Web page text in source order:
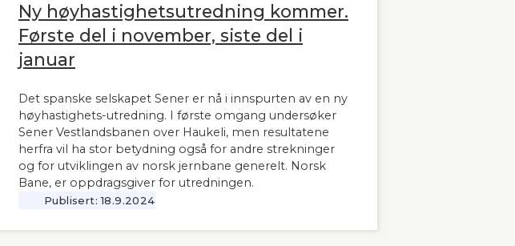
Ny høyhastighetsutredning kommer.
Første del i november, siste del i
januar
Det spanske selskapet Sener er nå i innspurten av en ny
høyhastighets-utredning. I første omgang undersøker
Sener Vestlandsbanen over Haukeli, men resultatene
herfra vil ha stor betydning også for andre strekninger
og for utviklingen av norsk jernbane generelt. Norsk
Bane, er oppdragsgiver for utredningen.
Publisert: 18.9.2024